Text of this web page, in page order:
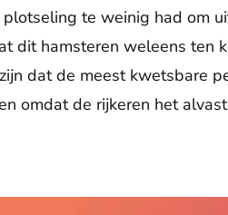
te weinig had om
dit hamsteren weleens ten
dat de meest kwetsbare
omdat de rijkeren het